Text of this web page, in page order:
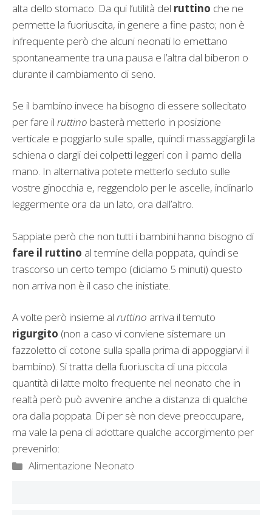
alta dello stomaco. Da qui l’utilità del ruttino che ne
permette la fuoriuscita, in genere a fine pasto; non è
infrequente però che alcuni neonati lo emettano
spontaneamente tra una pausa e l’altra dal biberon o
durante il cambiamento di seno.
Se il bambino invece ha bisogno di essere sollecitato
per fare il ruttino basterà metterlo in posizione
verticale e poggiarlo sulle spalle, quindi massaggiargli la
schiena o dargli dei colpetti leggeri con il pamo della
mano. In alternativa potete metterlo seduto sulle
vostre ginocchia e, reggendolo per le ascelle, inclinarlo
leggermente ora da un lato, ora dall’altro.
Sappiate però che non tutti i bambini hanno bisogno di
fare il ruttino al termine della poppata, quindi se
trascorso un certo tempo (diciamo 5 minuti) questo
non arriva non è il caso che inistiate.
A volte però insieme al ruttino arriva il temuto
rigurgito (non a caso vi conviene sistemare un
fazzoletto di cotone sulla spalla prima di appoggiarvi il
bambino). Si tratta della fuoriuscita di una piccola
quantità di latte molto frequente nel neonato che in
realtà però può avvenire anche a distanza di qualche
ora dalla poppata. Di per sè non deve preoccupare,
ma vale la pena di adottare qualche accorgimento per
prevenirlo:
Categorie
Alimentazione Neonato